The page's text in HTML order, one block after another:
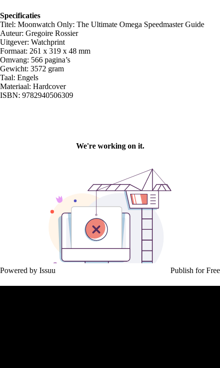
Specificaties
Titel: Moonwatch Only: The Ultimate Omega Speedmaster Guide
Auteur: Gregoire Rossier
Uitgever: Watchprint
Formaat: 261 x 319 x 48 mm
Omvang: 566 pagina’s
Gewicht: 3572 gram
Taal: Engels
Materiaal: Hardcover
ISBN: 9782940506309
Powered by Issuu Publish for Free